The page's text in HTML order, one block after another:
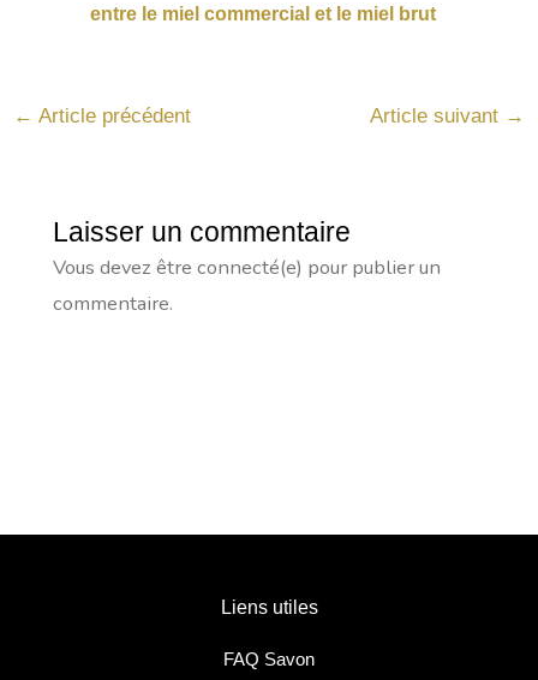
entre le miel commercial et le miel brut
← Article précédent Article suivant →
Laisser un commentaire
Vous devez être connecté(e) pour publier un
commentaire.
Liens utiles
FAQ Savon